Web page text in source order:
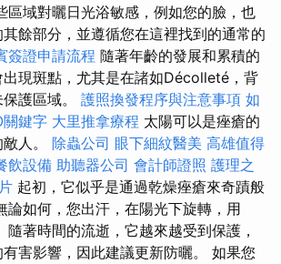
區域對曬日光浴敏感，例如您的臉，也
餘部分，並遵循您在這裡找到的通常的
簽證申請流程 隨著年齡的發展和累積的
出現斑點，尤其是在諸如Décolleté，背
護區域。 護照換發程序與注意事項 如
關鍵字 大里推拿療程 太陽可以是痤瘡的
人。 除蟲公司 眼下細紋醫美 高雄值得
飲設備 助聽器公司 會計師證照 護理之
起初，它似乎是通過乾燥痤瘡來奇蹟般
論如何，您出汗，在陽光下旋轉，用
隨著時間的流逝，它越來越受到保護，
害影響，因此建議更新防曬。 如果您